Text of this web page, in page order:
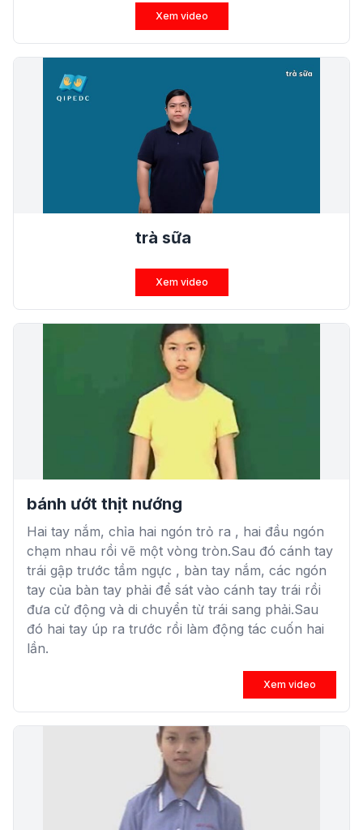
Xem video
trà sữa
Xem video
bánh ướt thịt nướng
Hai tay nắm, chỉa hai ngón trỏ ra , hai đầu ngón
chạm nhau rồi vẽ một vòng tròn.Sau đó cánh tay
trái gập trước tầm ngực , bàn tay nắm, các ngón
tay của bàn tay phải để sát vào cánh tay trái rồi
đưa cử động và di chuyển từ trái sang phải.Sau
đó hai tay úp ra trước rồi làm động tác cuốn hai
lần.
Xem video